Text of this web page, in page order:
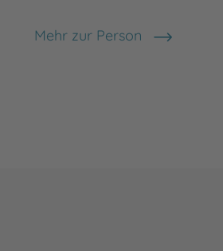
Mehr zur Person
Dirk Hennig